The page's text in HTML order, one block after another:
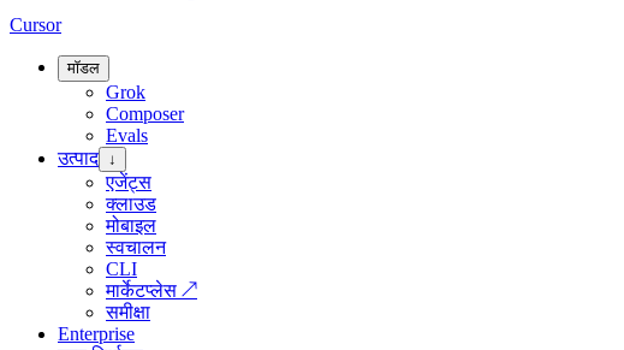
Cursor
मॉडल
Grok
Composer
Evals
उत्पाद ↓
एजेंट्स
क्लाउड
मोबाइल
स्वचालन
CLI
मार्केटप्लेस ↗
समीक्षा
Enterprise